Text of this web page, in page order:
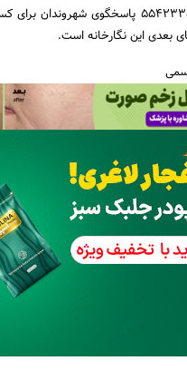
جستجو
شماره تماس 55423353 پاسخگوی
بعدی این نگارخانه است.